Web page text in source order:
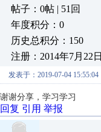
帖子：0帖 | 51回
年度积分：0
历史总积分：150
注册：2014年7月22日
发表于：2019-07-04 15:55:04
谢谢分享，学习学习
回复 引用 举报